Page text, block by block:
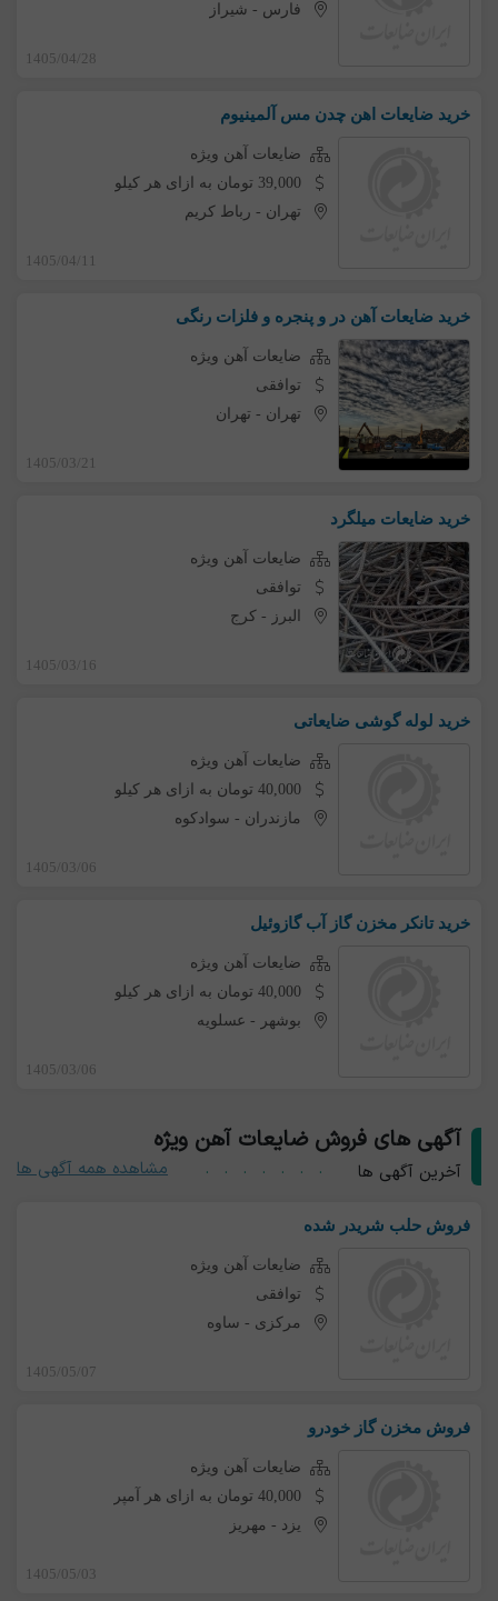
فارس - شیراز
1405/04/28
خرید ضایعات اهن چدن مس آلمینیوم
ضایعات آهن ویژه
39,000 تومان به ازای هر کیلو
تهران - رباط کریم
1405/04/11
خرید ضایعات آهن در و پنجره و فلزات رنگی
ضایعات آهن ویژه
توافقی
تهران - تهران
1405/03/21
خرید ضایعات میلگرد
ضایعات آهن ویژه
توافقی
البرز - کرج
1405/03/16
خرید لوله گوشی ضایعاتی
ضایعات آهن ویژه
40,000 تومان به ازای هر کیلو
مازندران - سوادکوه
1405/03/06
خرید تانکر مخزن گاز آب گازوئیل
ضایعات آهن ویژه
40,000 تومان به ازای هر کیلو
بوشهر - عسلویه
1405/03/06
آگهی های فروش ضایعات آهن ویژه
آخرین آگهی ها مشاهده همه آگهی ها
فروش حلب شریدر شده
ضایعات آهن ویژه
توافقی
مرکزی - ساوه
1405/05/07
فروش مخزن گاز خودرو
ضایعات آهن ویژه
40,000 تومان به ازای هر آمپر
یزد - مهریز
1405/05/03